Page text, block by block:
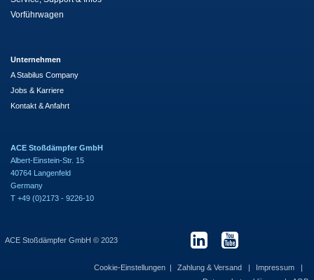
Vorführwagen
Unternehmen
A Stabilus Company
Jobs & Karriere
Kontakt & Anfahrt
ACE Stoßdämpfer GmbH
Albert-Einstein-Str. 15
40764 Langenfeld
Germany
T +49 (0)2173 - 9226-10
ACE Stoßdämpfer GmbH © 2023
Cookie-Einstellungen Zahlung & Versand
Impressum